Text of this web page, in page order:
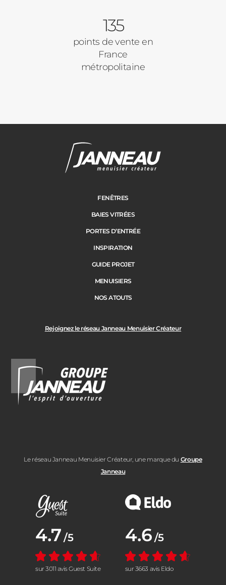
Volets Roulants
Pergolas
Cloture
Suivant
Adresse des travaux
Code Postal des travaux
135
points de vente en
France
métropolitaine
Rejoignez le réseau Janneau Menuisier Créateur
Le réseau Janneau Menuisier Créateur, une marque du Groupe
Janneau
FENÊTRES
BAIES VITRÉES
PORTES D’ENTRÉE
INSPIRATION
GUIDE PROJET
MENUISIERS
NOS ATOUTS
Note moyenne :
4.7 /5
sur 3011 avis Guest Suite
Note moyenne :
4.6 /5
sur 3663 avis Eldo